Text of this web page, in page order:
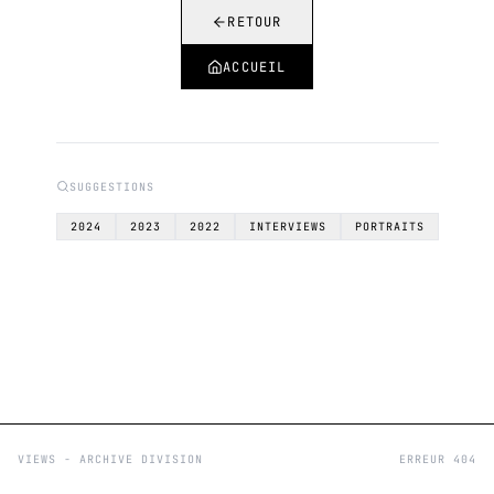
RETOUR
ACCUEIL
SUGGESTIONS
2024 2023 2022 INTERVIEWS PORTRAITS
VIEWS - ARCHIVE DIVISION ERREUR 404